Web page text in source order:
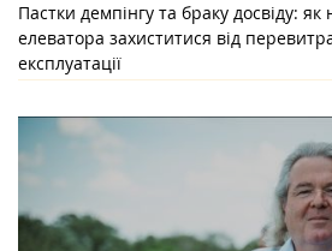
Пастки демпінгу та браку досвіду:
елеватора захиститися від
експлуатації